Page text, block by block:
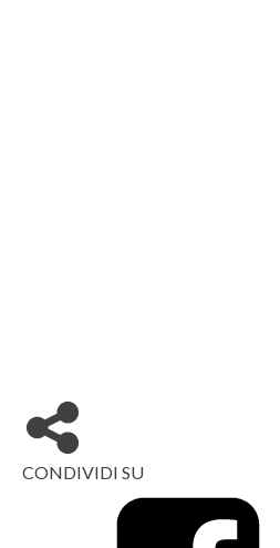
CONDIVIDI SU